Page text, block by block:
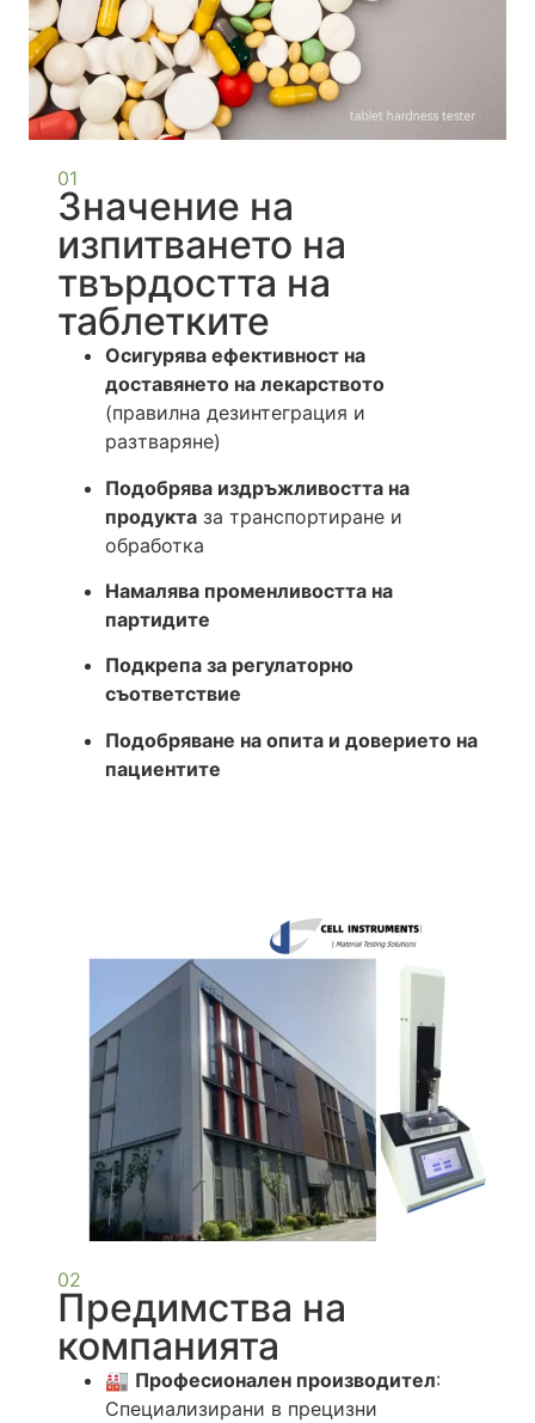
01
Значение на
изпитването на
твърдостта на
таблетките
Осигурява ефективност на
доставянето на лекарството
(правилна дезинтеграция и
разтваряне)
Подобрява издръжливостта на
продукта за транспортиране и
обработка
Намалява променливостта на
партидите
Подкрепа за регулаторно
съответствие
Подобряване на опита и доверието на
пациентите
02
Предимства на
компанията
🏭 Професионален производител:
Специализирани в прецизни